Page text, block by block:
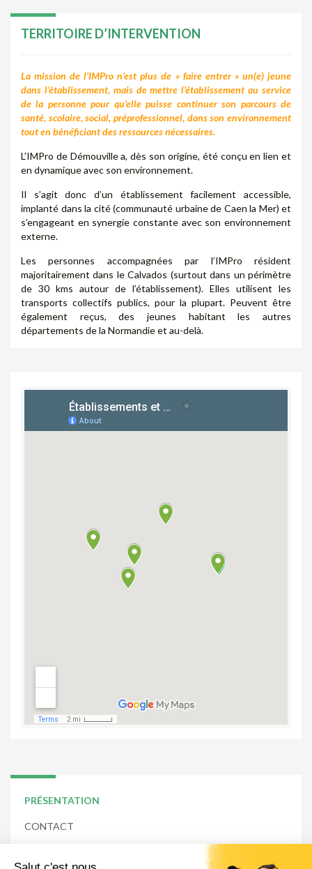
TERRITOIRE D’INTERVENTION
La mission de l’IMPro n’est plus de « faire entrer » un(e) jeune
dans l’établissement, mais de mettre l’établissement au service
de la personne pour qu’elle puisse continuer son parcours de
santé, scolaire, social, préprofessionnel, dans son environnement
tout en bénéficiant des ressources nécessaires.
L’IMPro de Démouville a, dès son origine, été conçu en lien et
en dynamique avec son environnement.
Il s’agit donc d’un établissement facilement accessible,
implanté dans la cité (communauté urbaine de Caen la Mer) et
s’engageant en synergie constante avec son environnement
externe.
Les personnes accompagnées par l’IMPro résident
majoritairement dans le Calvados (surtout dans un périmètre
de 30 kms autour de l’établissement). Elles utilisent les
transports collectifs publics, pour la plupart. Peuvent être
également reçus, des jeunes habitant les autres
départements de la Normandie et au-delà.
PRÉSENTATION
CONTACT
L’APPLI – RESTAURANT D’APPLICATION